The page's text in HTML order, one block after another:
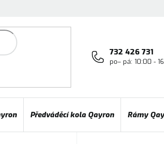
732 426 731
po– pá: 10:00 -
Předváděcí kola Qayron Rámy